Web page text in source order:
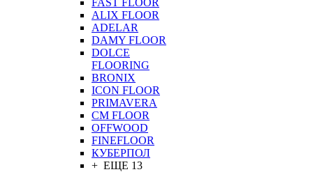
FAST FLOOR
ALIX FLOOR
ADELAR
DAMY FLOOR
DOLCE
FLOORING
BRONIX
ICON FLOOR
PRIMAVERA
CM FLOOR
OFFWOOD
FINEFLOOR
КУБЕРПОЛ
+ ЕЩЕ 13